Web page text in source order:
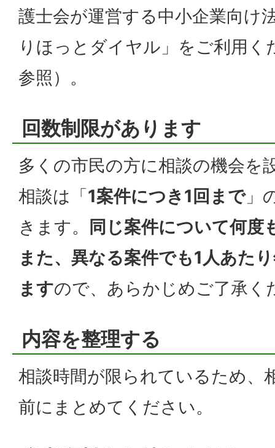
護士会が運営する中小企業向け
りほっとダイヤル」をご利用く
参照）。
回数制限があります
多くの市民の方に相談の機会を
相談は「1案件につき1回まで」
きます。
同じ案件について何度
また、異なる案件でも1人あた
ますので、あらかじめご了承く
内容を整理する
相談時間が限られているため、
前にまとめてください。